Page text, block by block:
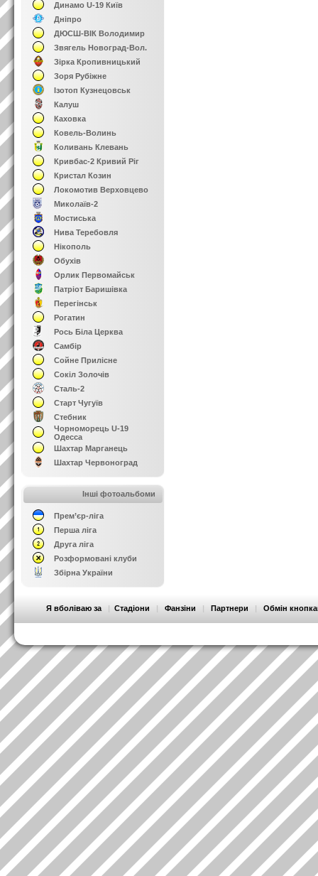
Динамо U-19 Київ
Дніпро
ДЮСШ-ВІК Володимир
Звягель Новоград-Вол.
Зірка Кропивницький
Зоря Рубіжне
Ізотоп Кузнецовськ
Калуш
Каховка
Ковель-Волинь
Коливань Клевань
Кривбас-2 Кривий Ріг
Кристал Козин
Локомотив Верховцево
Миколаїв-2
Мостиська
Нива Теребовля
Нікополь
Обухів
Орлик Первомайськ
Патріот Баришівка
Перегінськ
Рогатин
Рось Біла Церква
Самбір
Сойне Прилісне
Сокіл Золочів
Сталь-2
Старт Чугуїв
Стебник
Чорноморець U-19
Одесса
Шахтар Марганець
Шахтар Червоноград
Інші фотоальбоми
Прем’єр-ліга
Перша ліга
Друга ліга
Розформовані клуби
Збірна України
Я вболіваю за | Стадіони | Фанзіни | Партнери | Обмін